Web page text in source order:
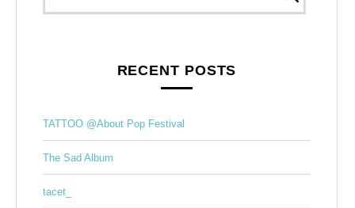
RECENT POSTS
TATTOO @About Pop Festival
The Sad Album
tacet_